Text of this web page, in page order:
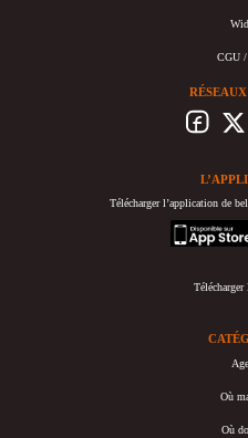
CGU
Télécharger l’application de
appstore
Où
Où